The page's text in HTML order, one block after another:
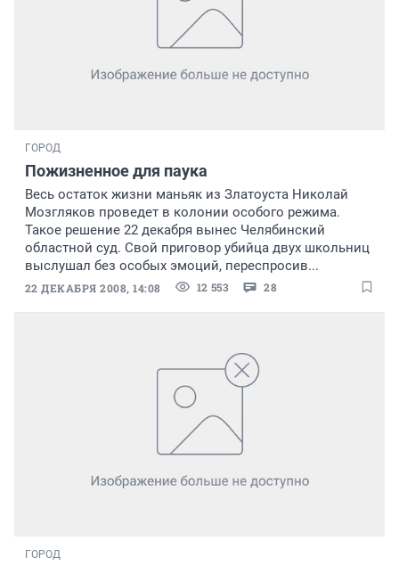
ГОРОД
Пожизненное для паука
Весь остаток жизни маньяк из Златоуста Николай
Мозгляков проведет в колонии особого режима.
Такое решение 22 декабря вынес Челябинский
областной суд. Свой приговор убийца двух школьниц
выслушал без особых эмоций, переспросив...
22 ДЕКАБРЯ 2008, 14:08 12 553 28
ГОРОД